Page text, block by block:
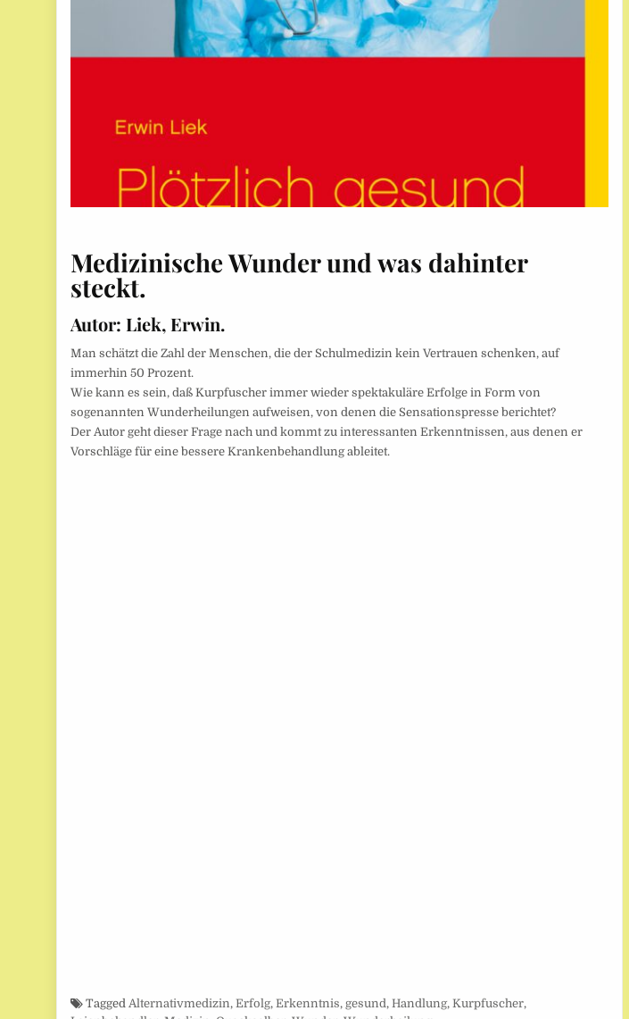
Medizinische Wunder und was dahinter
steckt.
Autor: Liek, Erwin.
Man schätzt die Zahl der Menschen, die der Schulmedizin kein Vertrauen schenken, auf
immerhin 50 Prozent.
Wie kann es sein, daß Kurpfuscher immer wieder spektakuläre Erfolge in Form von
sogenannten Wunderheilungen aufweisen, von denen die Sensationspresse berichtet?
Der Autor geht dieser Frage nach und kommt zu interessanten Erkenntnissen, aus denen er
Vorschläge für eine bessere Krankenbehandlung ableitet.
TaggedAlternativmedizin,Erfolg,Erkenntnis,gesund,Handlung,Kurpfuscher,